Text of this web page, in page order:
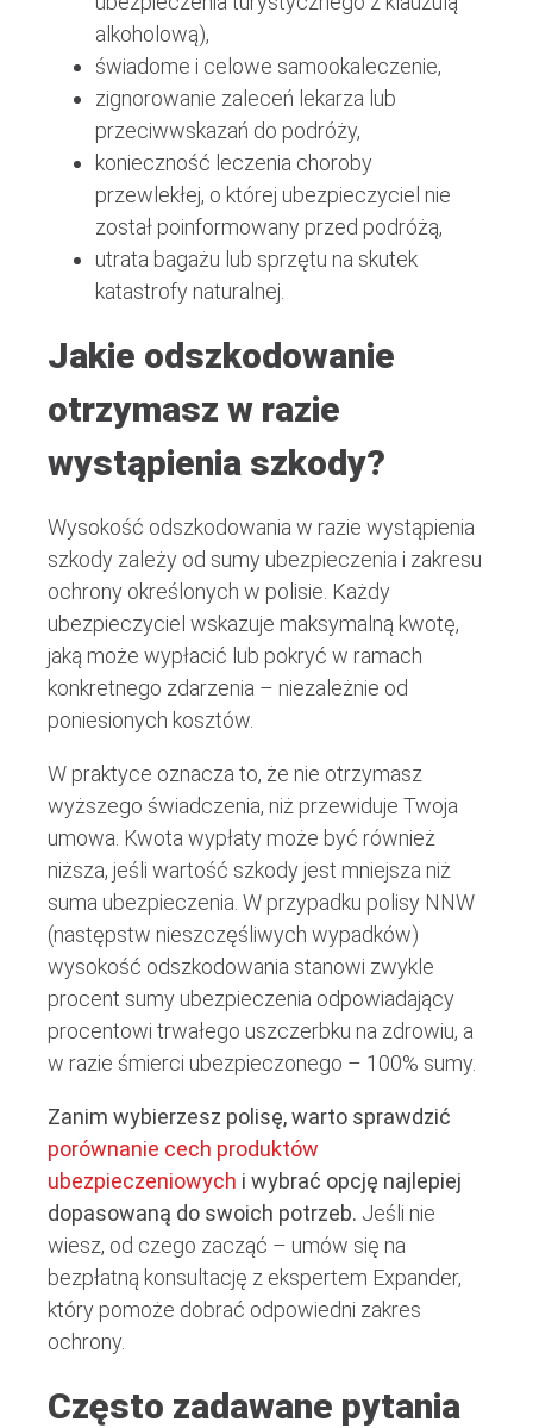
alkoholową),
świadome i celowe samookaleczenie,
zignorowanie zaleceń lekarza lub
przeciwwskazań do podróży,
konieczność leczenia choroby
przewlekłej, o której ubezpieczyciel nie
został poinformowany przed podróżą,
utrata bagażu lub sprzętu na skutek
katastrofy naturalnej.
Jakie odszkodowanie
otrzymasz w razie
wystąpienia szkody?
Wysokość odszkodowania w razie wystąpienia
szkody zależy od sumy ubezpieczenia i zakresu
ochrony określonych w polisie. Każdy
ubezpieczyciel wskazuje maksymalną kwotę,
jaką może wypłacić lub pokryć w ramach
konkretnego zdarzenia – niezależnie od
poniesionych kosztów.
W praktyce oznacza to, że nie otrzymasz
wyższego świadczenia, niż przewiduje Twoja
umowa. Kwota wypłaty może być również
niższa, jeśli wartość szkody jest mniejsza niż
suma ubezpieczenia. W przypadku polisy NNW
(następstw nieszczęśliwych wypadków)
wysokość odszkodowania stanowi zwykle
procent sumy ubezpieczenia odpowiadający
procentowi trwałego uszczerbku na zdrowiu, a
w razie śmierci ubezpieczonego – 100% sumy.
Zanim wybierzesz polisę, warto sprawdzić
porównanie cech produktów
ubezpieczeniowych i wybrać opcję najlepiej
dopasowaną do swoich potrzeb. Jeśli nie
wiesz, od czego zacząć – umów się na
bezpłatną konsultację z ekspertem Expander,
który pomoże dobrać odpowiedni zakres
ochrony.
Często zadawane pytania